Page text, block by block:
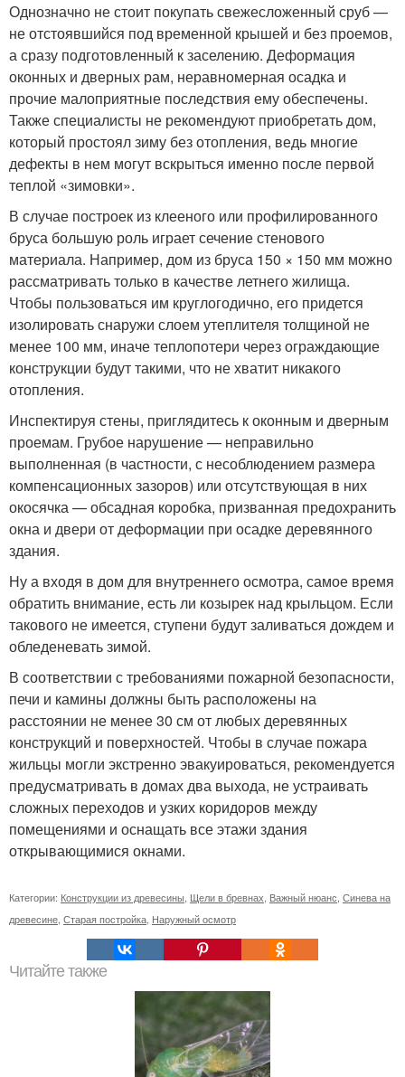
Однозначно не стоит покупать свежесложенный сруб —
не отстоявшийся под временной крышей и без проемов,
а сразу подготовленный к заселению. Деформация
оконных и дверных рам, неравномерная осадка и
прочие малоприятные последствия ему обеспечены.
Также специалисты не рекомендуют приобретать дом,
который простоял зиму без отопления, ведь многие
дефекты в нем могут вскрыться именно после первой
теплой «зимовки».
В случае построек из клееного или профилированного
бруса большую роль играет сечение стенового
материала. Например, дом из бруса 150 × 150 мм можно
рассматривать только в качестве летнего жилища.
Чтобы пользоваться им круглогодично, его придется
изолировать снаружи слоем утеплителя толщиной не
менее 100 мм, иначе теплопотери через ограждающие
конструкции будут такими, что не хватит никакого
отопления.
Инспектируя стены, приглядитесь к оконным и дверным
проемам. Грубое нарушение — неправильно
выполненная (в частности, с несоблюдением размера
компенсационных зазоров) или отсутствующая в них
окосячка — обсадная коробка, призванная предохранить
окна и двери от деформации при осадке деревянного
здания.
Ну а входя в дом для внутреннего осмотра, самое время
обратить внимание, есть ли козырек над крыльцом. Если
такового не имеется, ступени будут заливаться дождем и
обледеневать зимой.
В соответствии с требованиями пожарной безопасности,
печи и камины должны быть расположены на
расстоянии не менее 30 см от любых деревянных
конструкций и поверхностей. Чтобы в случае пожара
жильцы могли экстренно эвакуироваться, рекомендуется
предусматривать в домах два выхода, не устраивать
сложных переходов и узких коридоров между
помещениями и оснащать все этажи здания
открывающимися окнами.
Категории: Конструкции из древесины Щели в бревнах Важный нюанс Синева на
древесине Старая постройка Наружный осмотр
Читайте также